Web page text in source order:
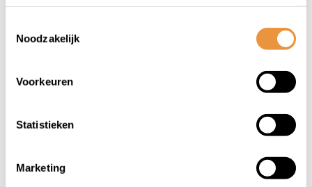
Noodzakelijk
Voorkeuren
Statistieken
Marketing
Enkele Fietstas
Op voorraad
24,95